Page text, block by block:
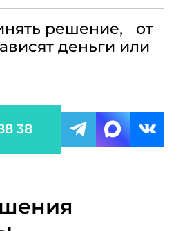
решение, от
деньги или
38